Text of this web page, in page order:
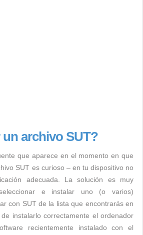
archivo SUT?
que aparece en el momento en que
SUT es curioso – en tu dispositivo no
adecuada. La solución es muy
e instalar uno (o varios)
con SUT de la lista que encontrarás en
instalarlo correctamente el ordenador
recientemente instalado con el